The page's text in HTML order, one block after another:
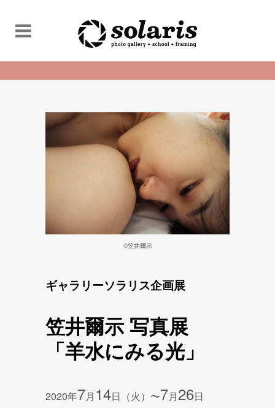
©️笠井爾示
ギャラリーソラリス企画展
笠井爾示 写真展
「羊水にみる光」
2020年7月 14日（火）〜7月26日